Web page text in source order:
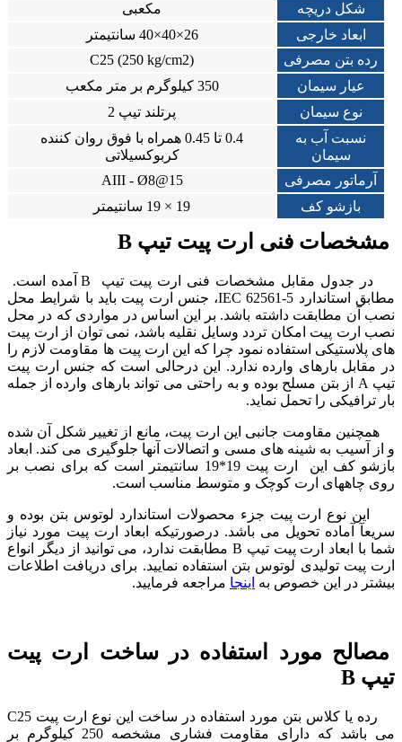
شکل دریچه
مکعبی
ابعاد خارجی
26×40×40 سانتیمتر
رده بتن مصرفی
(C25 (250 kg/cm2
عیار سیمان
350 کیلوگرم بر متر مکعب
نوع سیمان
پرتلند تیپ 2
نسبت آب به
سیمان
0.4 تا 0.45 همراه با فوق روان کننده
کربوکسیلاتی
آرماتور مصرفی
AIII - Ø8@15
بازشو کف
19 × 19 سانتیمتر
مشخصات فنی ارت پیت تیپ B
در جدول مقابل مشخصات فنی ارت پیت تیپ B آمده است.
مطابق استاندارد IEC 62561-5، جنس ارت پیت باید با شرایط محل
نصب آن مطابقت داشته باشد. بر این اساس در مواردی که در محل
نصب ارت پیت امکان تردد وسایل نقلیه باشد، نمی توان از ارت پیت
های پلاستیکی استفاده نمود چرا که این ارت پیت ها مقاومت لازم را
در مقابل بارهای وارده ندارد. این درحالی است که جنس ارت پیت
تیپ A از بتن مسلح بوده و به راحتی می تواند بارهای وارده از جمله
بار ترافیکی را تحمل نماید.
همچنین مقاومت جانبی این ارت پیت، مانع از تغییر شکل آن شده
و از آسیب به شینه های مسی و اتصالات آنها جلوگیری می کند. ابعاد
بازشو کف این ارت پیت 19*19 سانتیمتر است که برای نصب بر
روی چاههای ارت کوچک و متوسط مناسب است.
این نوع ارت پیت جزء محصولات استاندارد لوتوس بتن بوده و
سریعآ آماده تحویل می باشد. درصورتیکه ابعاد ارت پیت مورد نیاز
شما با ابعاد ارت پیت تیپ B مطابقت ندارد، می توانید از دیگر انواع
ارت پیت تولیدی لوتوس بتن استفاده نمایید. برای دریافت اطلاعات
بیشتر در این خصوص به اینجا مراجعه فرمایید.
مصالح مورد استفاده در ساخت ارت پیت
تیپ B
رده یا کلاس بتن مورد استفاده در ساخت این نوع ارت پیت C25
می باشد که دارای مقاومت فشاری مشخصه 250 کیلوگرم بر